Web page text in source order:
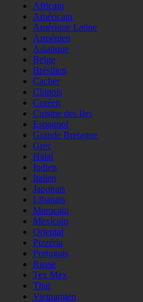
Africain
Américain
Amérique Latine
Arménien
Asiatique
Belge
Brésilien
Cacher
Chinois
Coréen
Cuisine des Iles
Espagnol
Grande Bretagne
Grec
Halal
Indien
Italien
Japonais
Libanais
Marocain
Mexicain
Oriental
Pizzéria
Portugais
Russe
Tex Mex
Thaï
Vietnamien